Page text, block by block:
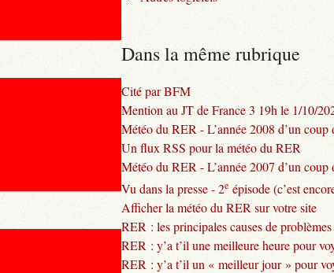
Dans la même rubrique
Cité par BFM
Mention au JT de France 3 19h le 1/10/
Météo du RER - L’année 2008 d’un coup
Un flux RSS pour la météo du RER
Météo du RER - L’année 2007 d’un coup
Vu dans la presse - 2e épisode (c’est
Afficher la météo du RER sur votre site
RER : les principales causes de problèmes
RER : y’a t’il une meilleure heure pour
RER : y’a t’il un « meilleur jour » pour